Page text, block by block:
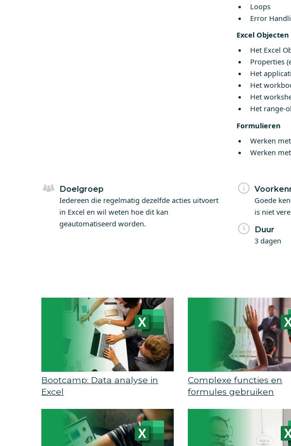
Loops
Error
Excel Objecten
Het Excel
Properties
Het
Het
Het
Het range-
Formulieren
Werken
Werken
Doelgroep
Iedereen die regelmatig dezelfde acties uitvoert
in Excel en wil weten hoe dit kan
geautomatiseerd worden.
Goede
is niet
Duur
3 dagen
Bootcamp: Data analyse in
Excel
Complexe functies en
formules gebruiken